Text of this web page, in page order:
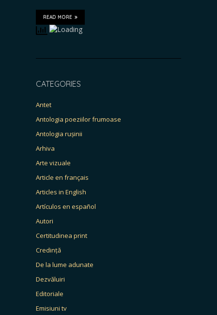
READ MORE
CATEGORIES
Antet
Antologia poeziilor frumoase
Antologia rușinii
Arhiva
Arte vizuale
Article en français
Articles in English
Artículos en español
Autori
Certitudinea print
Credință
De la lume adunate
Dezvăluiri
Editoriale
Emisiuni tv